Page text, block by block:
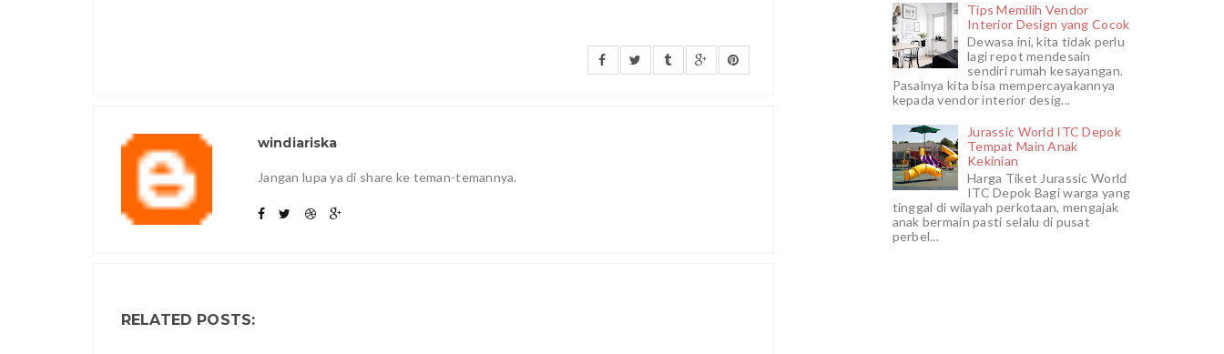
windiariska
Jangan lupa ya di share ke teman-temannya.
RELATED POSTS:
Tips Memilih Vendor
Interior Design yang Cocok
Dewasa ini, kita tidak perlu
lagi repot mendesain
sendiri rumah kesayangan.
Pasalnya kita bisa mempercayakannya
kepada vendor interior desig...
Jurassic World ITC Depok
Tempat Main Anak
Kekinian
Harga Tiket Jurassic World
ITC Depok Bagi warga yang
tinggal di wilayah perkotaan, mengajak
anak bermain pasti selalu di pusat
perbel...